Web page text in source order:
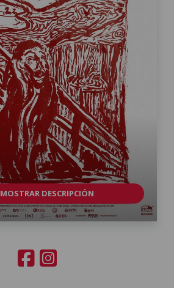
MOSTRAR DESCRIPCIÓN